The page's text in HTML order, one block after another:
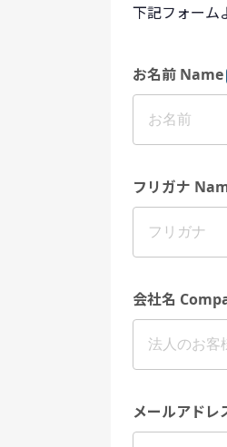
下記フォーム
お名前 Name
フリガナ
会社名
メールアドレ